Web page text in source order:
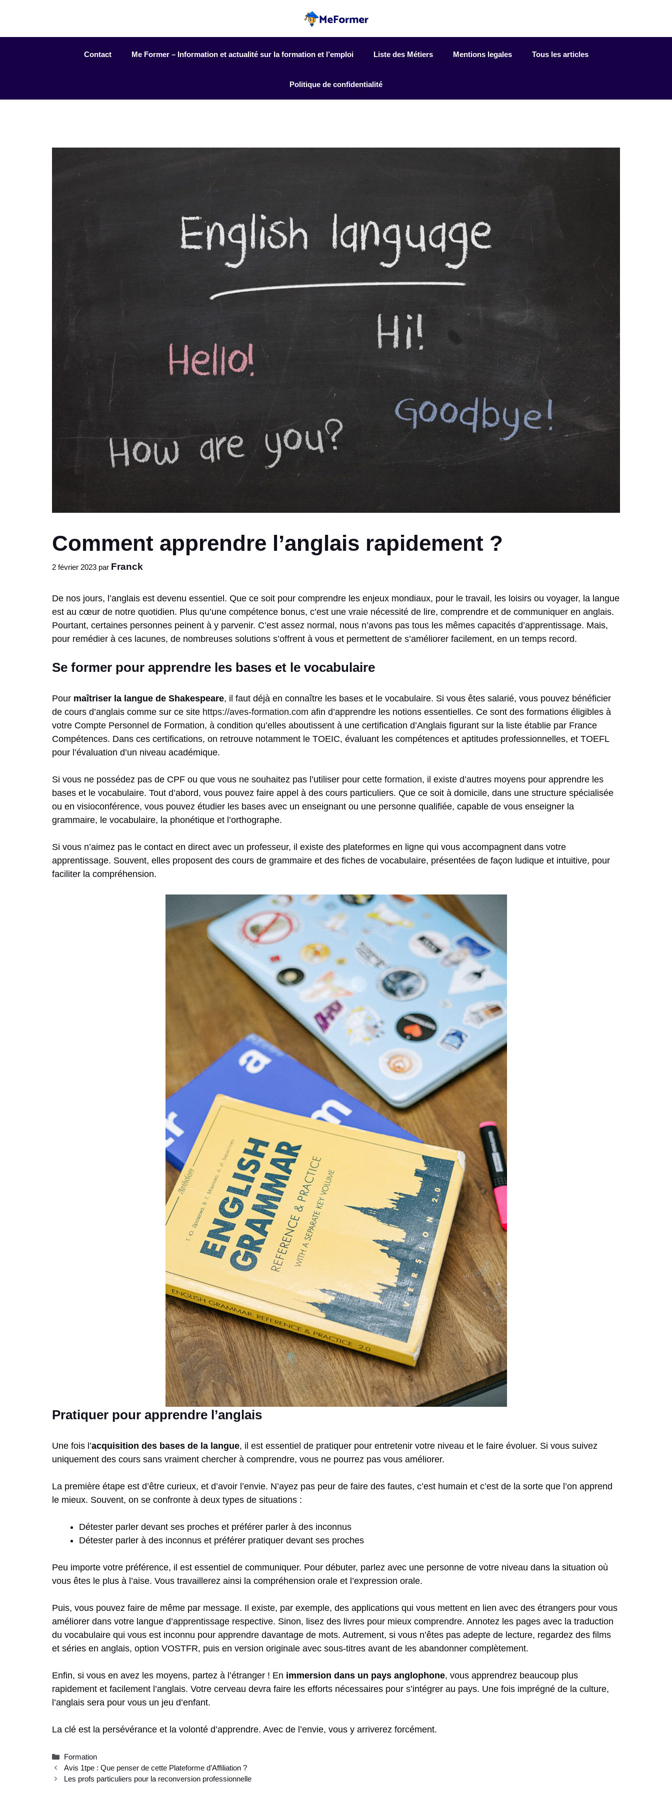
Contact Me Former – Information et actualité sur la formation et l’emploi Liste des Métiers Mentions legales Tous les articles
Politique de confidentialité
Comment apprendre l’anglais rapidement ?
2 février 2023 par Franck
De nos jours, l’anglais est devenu essentiel. Que ce soit pour comprendre les enjeux mondiaux, pour le travail, les loisirs ou voyager, la langue
est au cœur de notre quotidien. Plus qu’une compétence bonus, c’est une vraie nécessité de lire, comprendre et de communiquer en anglais.
Pourtant, certaines personnes peinent à y parvenir. C’est assez normal, nous n’avons pas tous les mêmes capacités d’apprentissage. Mais,
pour remédier à ces lacunes, de nombreuses solutions s’offrent à vous et permettent de s’améliorer facilement, en un temps record.
Se former pour apprendre les bases et le vocabulaire
Pour maîtriser la langue de Shakespeare, il faut déjà en connaître les bases et le vocabulaire. Si vous êtes salarié, vous pouvez bénéficier
de cours d’anglais comme sur ce site https://aves-formation.com afin d’apprendre les notions essentielles. Ce sont des formations éligibles à
votre Compte Personnel de Formation, à condition qu’elles aboutissent à une certification d’Anglais figurant sur la liste établie par France
Compétences. Dans ces certifications, on retrouve notamment le TOEIC, évaluant les compétences et aptitudes professionnelles, et TOEFL
pour l’évaluation d’un niveau académique.
Si vous ne possédez pas de CPF ou que vous ne souhaitez pas l’utiliser pour cette formation, il existe d’autres moyens pour apprendre les
bases et le vocabulaire. Tout d’abord, vous pouvez faire appel à des cours particuliers. Que ce soit à domicile, dans une structure spécialisée
ou en visioconférence, vous pouvez étudier les bases avec un enseignant ou une personne qualifiée, capable de vous enseigner la
grammaire, le vocabulaire, la phonétique et l’orthographe.
Si vous n’aimez pas le contact en direct avec un professeur, il existe des plateformes en ligne qui vous accompagnent dans votre
apprentissage. Souvent, elles proposent des cours de grammaire et des fiches de vocabulaire, présentées de façon ludique et intuitive, pour
faciliter la compréhension.
Pratiquer pour apprendre l’anglais
Une fois l’acquisition des bases de la langue, il est essentiel de pratiquer pour entretenir votre niveau et le faire évoluer. Si vous suivez
uniquement des cours sans vraiment chercher à comprendre, vous ne pourrez pas vous améliorer.
La première étape est d’être curieux, et d’avoir l’envie. N’ayez pas peur de faire des fautes, c’est humain et c’est de la sorte que l’on apprend
le mieux. Souvent, on se confronte à deux types de situations :
Détester parler devant ses proches et préférer parler à des inconnus
Détester parler à des inconnus et préférer pratiquer devant ses proches
Peu importe votre préférence, il est essentiel de communiquer. Pour débuter, parlez avec une personne de votre niveau dans la situation où
vous êtes le plus à l’aise. Vous travaillerez ainsi la compréhension orale et l’expression orale.
Puis, vous pouvez faire de même par message. Il existe, par exemple, des applications qui vous mettent en lien avec des étrangers pour vous
améliorer dans votre langue d’apprentissage respective. Sinon, lisez des livres pour mieux comprendre. Annotez les pages avec la traduction
du vocabulaire qui vous est inconnu pour apprendre davantage de mots. Autrement, si vous n’êtes pas adepte de lecture, regardez des films
et séries en anglais, option VOSTFR, puis en version originale avec sous-titres avant de les abandonner complètement.
Enfin, si vous en avez les moyens, partez à l’étranger ! En immersion dans un pays anglophone, vous apprendrez beaucoup plus
rapidement et facilement l’anglais. Votre cerveau devra faire les efforts nécessaires pour s’intégrer au pays. Une fois imprégné de la culture,
l’anglais sera pour vous un jeu d’enfant.
La clé est la persévérance et la volonté d’apprendre. Avec de l’envie, vous y arriverez forcément.
Catégories
Formation
Avis 1tpe : Que penser de cette Plateforme d’Affiliation ?
Les profs particuliers pour la reconversion professionnelle